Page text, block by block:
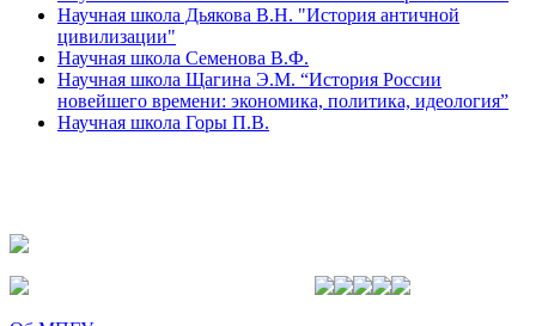
Научная школа Дьякова В.Н. "История античной
цивилизации"
Научная школа Семенова В.Ф.
Научная школа Щагина Э.М. “История России
новейшего времени: экономика, политика, идеология”
Научная школа Горы П.В.